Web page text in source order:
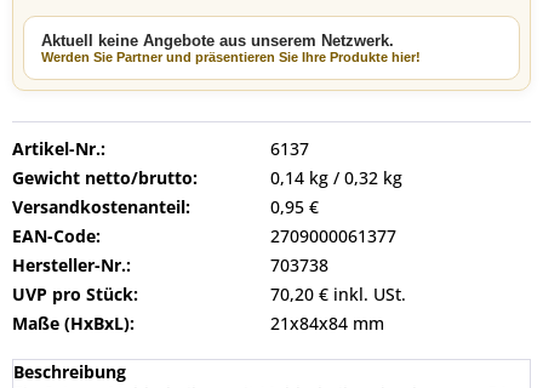
Aktuell keine Angebote aus unserem Netzwerk.
Werden Sie Partner und präsentieren Sie Ihre Produkte hier!
Artikel-Nr.:
6137
Gewicht netto/brutto:
0,14 kg / 0,32 kg
Versandkostenanteil:
0,95 €
EAN-Code:
2709000061377
Hersteller-Nr.:
703738
UVP pro Stück:
70,20 € inkl. USt.
Maße (HxBxL):
21x84x84 mm
Beschreibung